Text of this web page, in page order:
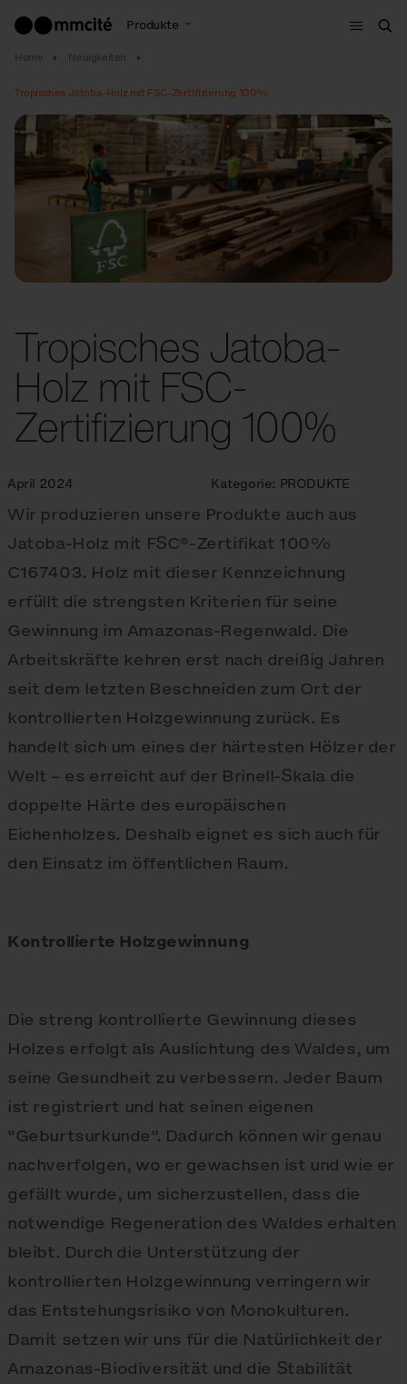
Produkte
Menu
Home Neuigkeiten
Tropisches Jatoba-Holz mit FSC-Zertifizierung 100%
Tropisches Jatoba-
Holz mit FSC-
Zertifizierung 100%
April 2024 Kategorie: PRODUKTE
Wir produzieren unsere Produkte auch aus
Jatoba-Holz mit FSC®-Zertifikat 100%
C167403. Holz mit dieser Kennzeichnung
erfüllt die strengsten Kriterien für seine
Gewinnung im Amazonas-Regenwald. Die
Arbeitskräfte kehren erst nach dreißig Jahren
seit dem letzten Beschneiden zum Ort der
kontrollierten Holzgewinnung zurück. Es
handelt sich um eines der härtesten Hölzer der
Welt – es erreicht auf der Brinell-Skala die
doppelte Härte des europäischen
Eichenholzes. Deshalb eignet es sich auch für
den Einsatz im öffentlichen Raum.
Kontrollierte Holzgewinnung
Die streng kontrollierte Gewinnung dieses
Holzes erfolgt als Auslichtung des Waldes, um
seine Gesundheit zu verbessern. Jeder Baum
ist registriert und hat seinen eigenen
"Geburtsurkunde". Dadurch können wir genau
nachverfolgen, wo er gewachsen ist und wie er
gefällt wurde, um sicherzustellen, dass die
notwendige Regeneration des Waldes erhalten
bleibt. Durch die Unterstützung der
kontrollierten Holzgewinnung verringern wir
das Entstehungsrisiko von Monokulturen.
Damit setzen wir uns für die Natürlichkeit der
Amazonas-Biodiversität und die Stabilität